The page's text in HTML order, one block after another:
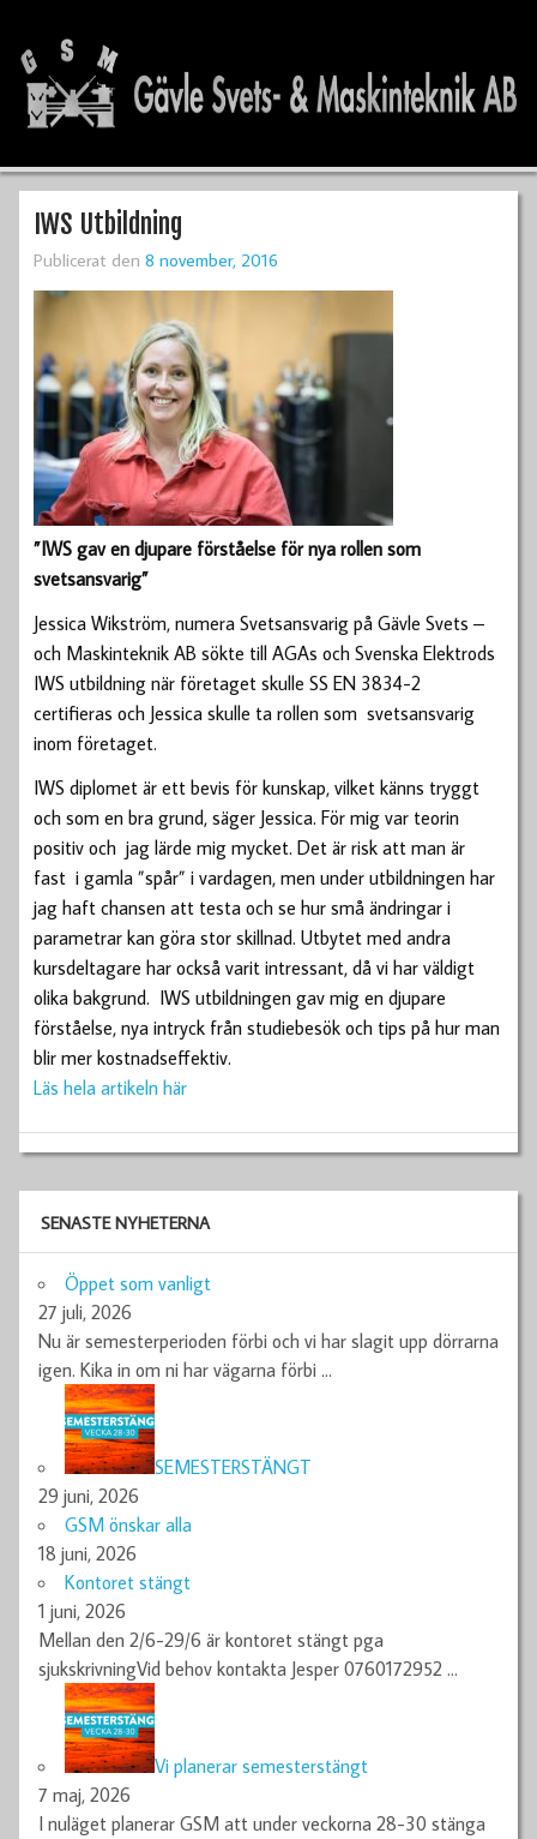
IWS Utbildning
Publicerat den 8 november, 2016
”IWS gav en djupare förståelse för nya rollen som
svetsansvarig”
Jessica Wikström, numera Svetsansvarig på Gävle Svets –
och Maskinteknik AB sökte till AGAs och Svenska Elektrods
IWS utbildning när företaget skulle SS EN 3834-2
certifieras och Jessica skulle ta rollen som svetsansvarig
inom företaget.
IWS diplomet är ett bevis för kunskap, vilket känns tryggt
och som en bra grund, säger Jessica. För mig var teorin
positiv och jag lärde mig mycket. Det är risk att man är
fast i gamla ”spår” i vardagen, men under utbildningen har
jag haft chansen att testa och se hur små ändringar i
parametrar kan göra stor skillnad. Utbytet med andra
kursdeltagare har också varit intressant, då vi har väldigt
olika bakgrund. IWS utbildningen gav mig en djupare
förståelse, nya intryck från studiebesök och tips på hur man
blir mer kostnadseffektiv.
Läs hela artikeln här
SENASTE NYHETERNA
Öppet som vanligt
27 juli, 2026
Nu är semesterperioden förbi och vi har slagit upp dörrarna
igen. Kika in om ni har vägarna förbi …
SEMESTERSTÄNGT
29 juni, 2026
GSM önskar alla
18 juni, 2026
Kontoret stängt
1 juni, 2026
Mellan den 2/6-29/6 är kontoret stängt pga
sjukskrivningVid behov kontakta Jesper 0760172952 …
Vi planerar semesterstängt
7 maj, 2026
I nuläget planerar GSM att under veckorna 28-30 stänga